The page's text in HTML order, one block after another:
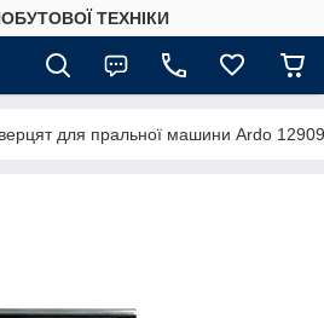
ТЕХНІКИ
для пральної машини Ardo